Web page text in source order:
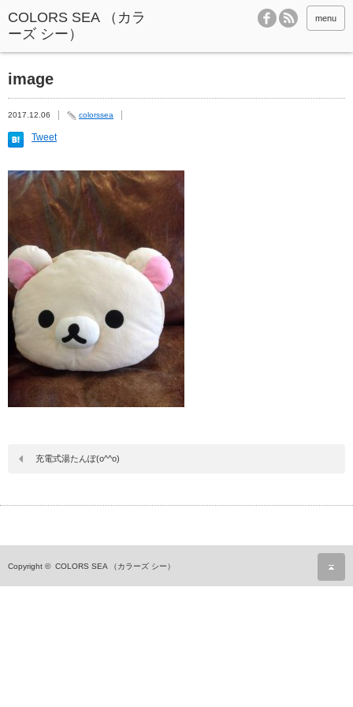
menu
image
2017.12.06 colorssea
Tweet
充電式湯たんぽ(o^^o)
Copyright © COLORS SEA （カラーズ シー）